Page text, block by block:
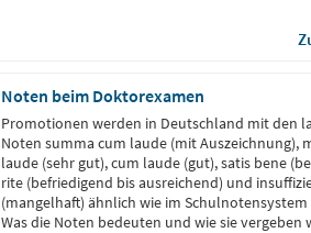
Noten beim Doktorexamen
Promotionen werden in Deutschland mit den
Noten summa cum laude (mit Auszeichnung),
laude (sehr gut), cum laude (gut), satis bene
rite (befriedigend bis ausreichend) und
(mangelhaft) ähnlich wie im
Was die Noten bedeuten und wie sie vergeben